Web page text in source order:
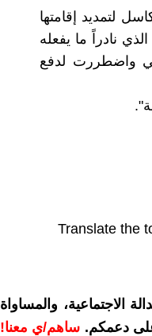
لتمديد إقامتها
نادراً ما يفعله
واضطررت لدفع
Translate the
الاجتماعية، والمساواة
دعمكم. ساهم/ي معنا!